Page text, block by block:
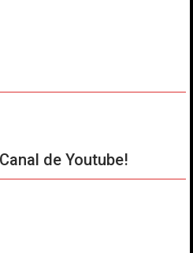
de Youtube!